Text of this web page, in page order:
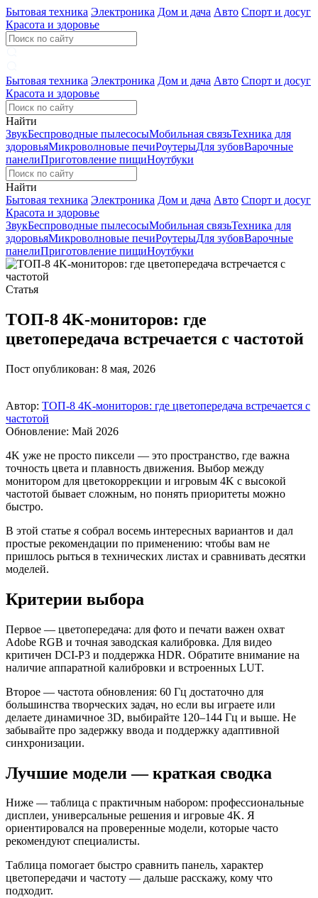
Бытовая техника Электроника Дом и дача Авто Спорт и досуг
Красота и здоровье
Бытовая техника Электроника Дом и дача Авто Спорт и досуг
Красота и здоровье
Найти
ЗвукБеспроводные пылесосыМобильная связьТехника для
здоровьяМикроволновые печиРоутерыДля зубовВарочные
панелиПриготовление пищиНоутбуки
Найти
Бытовая техника Электроника Дом и дача Авто Спорт и досуг
Красота и здоровье
ЗвукБеспроводные пылесосыМобильная связьТехника для
здоровьяМикроволновые печиРоутерыДля зубовВарочные
панелиПриготовление пищиНоутбуки
Статья
ТОП‑8 4K‑мониторов: где
цветопередача встречается с частотой
Пост опубликован: 8 мая, 2026
Автор: ТОП‑8 4K‑мониторов: где цветопередача встречается с
частотой
Обновление: Май 2026
4K уже не просто пиксели — это пространство, где важна
точность цвета и плавность движения. Выбор между
монитором для цветокоррекции и игровым 4K с высокой
частотой бывает сложным, но понять приоритеты можно
быстро.
В этой статье я собрал восемь интересных вариантов и дал
простые рекомендации по применению: чтобы вам не
пришлось рыться в технических листах и сравнивать десятки
моделей.
Критерии выбора
Первое — цветопередача: для фото и печати важен охват
Adobe RGB и точная заводская калибровка. Для видео
критичен DCI‑P3 и поддержка HDR. Обратите внимание на
наличие аппаратной калибровки и встроенных LUT.
Второе — частота обновления: 60 Гц достаточно для
большинства творческих задач, но если вы играете или
делаете динамичное 3D, выбирайте 120–144 Гц и выше. Не
забывайте про задержку ввода и поддержку адаптивной
синхронизации.
Лучшие модели — краткая сводка
Ниже — таблица с практичным набором: профессиональные
дисплеи, универсальные решения и игровые 4K. Я
ориентировался на проверенные модели, которые часто
рекомендуют специалисты.
Таблица помогает быстро сравнить панель, характер
цветопередачи и частоту — дальше расскажу, кому что
подходит.